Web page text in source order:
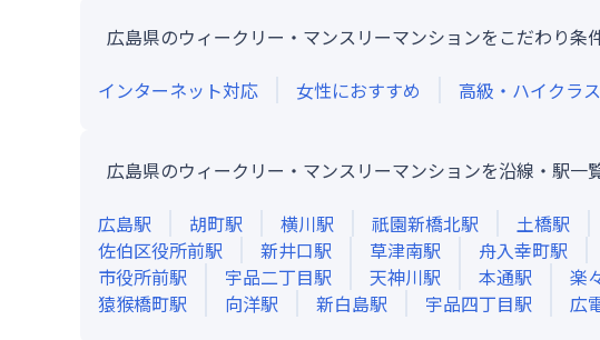
広島県のウィークリー・マンスリーマンションをこだわり条
インターネット対応
女性におすすめ 高級・ハイクラス
広島県のウィークリー・マンスリーマンションを沿線・駅一
広島駅 胡町駅 横川駅 祇園新橋北駅 土橋駅
佐伯区役所前駅 新井口駅 草津南駅 舟入幸町駅
市役所前駅 宇品二丁目駅 天神川駅 本通駅 楽
猿猴橋町駅 向洋駅 新白島駅 宇品四丁目駅 広